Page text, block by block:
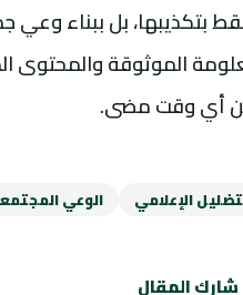
بتكذيبها، بل ببناء وعي
الموثوقة
أي وقت مضى.
الإعلامي
الوعي
شارك المقال